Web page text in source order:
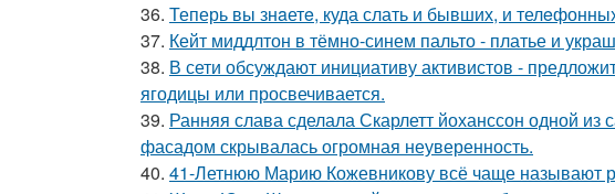
36. Теперь вы знaетe, куда слать и бывших, и
37. Кейт миддлтон в тёмно-синем пальто - платье и
38. В сети обсуждают инициативу активистов -
ягодицы или просвечивается.
39. Ранняя слава сделала Скарлетт йоханссон одной
фасадом скрывалась огромная неуверенность.
40. 41-Летнюю Марию Кожевникову всё чаще называют